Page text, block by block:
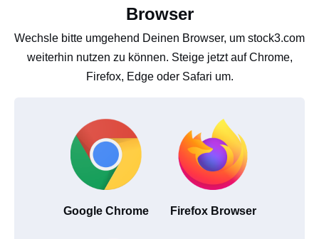
Browser
Wechsle bitte umgehend Deinen Browser, um stock3.com
weiterhin nutzen zu können. Steige jetzt auf Chrome,
Firefox, Edge oder Safari um.
Google Chrome Firefox Browser